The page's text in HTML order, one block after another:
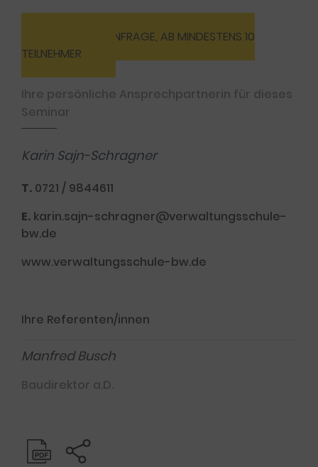
INHOUSE-ANFRAGE, AB MINDESTENS 10
TEILNEHMER
Ihre persönliche Ansprechpartnerin für dieses
Seminar
Karin Sajn-Schragner
T. 0721 / 9844611
E. karin.sajn-schragner@verwaltungsschule-
bw.de
www.verwaltungsschule-bw.de
Ihre Referenten/innen
Manfred Busch
Baudirektor a.D.